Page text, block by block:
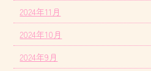
2024年11月
2024年10月
2024年9月